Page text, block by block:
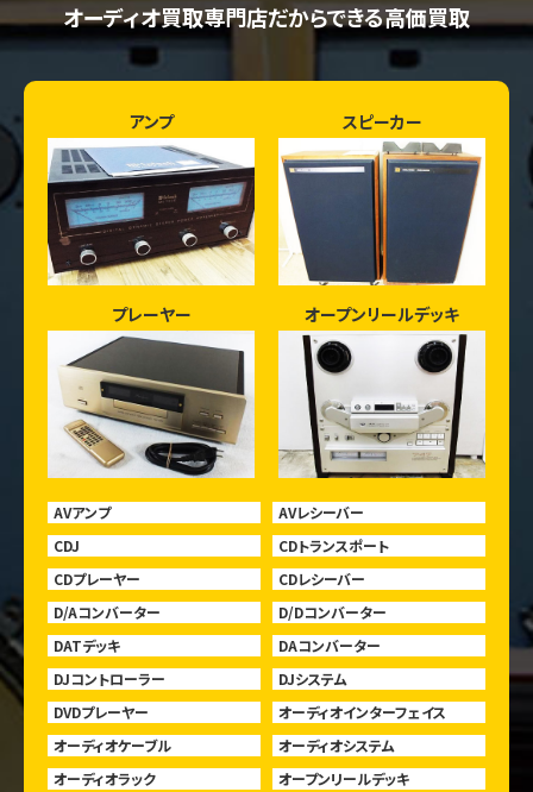
オーディオ買取専門店だからできる高価買取
アンプ スピーカー
プレーヤー オープンリールデッキ
AVアンプ
AVレシーバー
CDJ
CDトランスポート
CDプレーヤー
CDレシーバー
D/Aコンバーター
D/Dコンバーター
DATデッキ
DAコンバーター
DJコントローラー
DJシステム
DVDプレーヤー
オーディオインターフェイス
オーディオケーブル
オーディオシステム
オーディオラック
オープンリールデッキ